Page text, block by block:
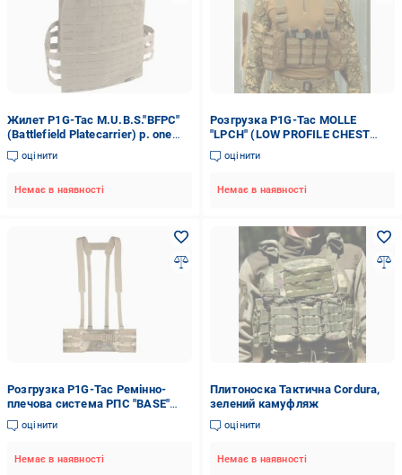
Жилет P1G-Tac M.U.B.S."BFPC"
(Battlefield Platecarrier) р. one
size Coyote Brown UA281-50081-
G6-CB
оцінити
Немає в наявності
Розгрузка P1G-Tac MOLLE
"LPCH" (LOW PROFILE CHEST
HARNESS)
оцінити
Немає в наявності
Розгрузка P1G-Tac Ремінно-
плечова система РПС "BASE"
(Covert Transitional Camo )
оцінити
Немає в наявності
Плитоноска Тактична Cordura,
зелений камуфляж
оцінити
Немає в наявності